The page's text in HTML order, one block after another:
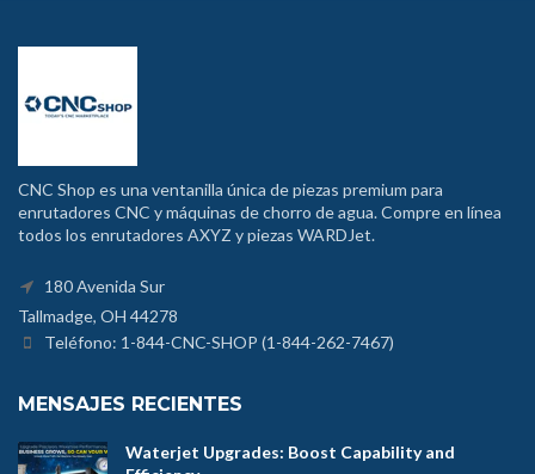
CNC Shop es una ventanilla única de piezas premium para
enrutadores CNC y máquinas de chorro de agua. Compre en línea
todos los enrutadores AXYZ y piezas WARDJet.
180 Avenida Sur
Tallmadge, OH 44278
Teléfono: 1-844-CNC-SHOP (1-844-262-7467)
MENSAJES RECIENTES
Waterjet Upgrades: Boost Capability and